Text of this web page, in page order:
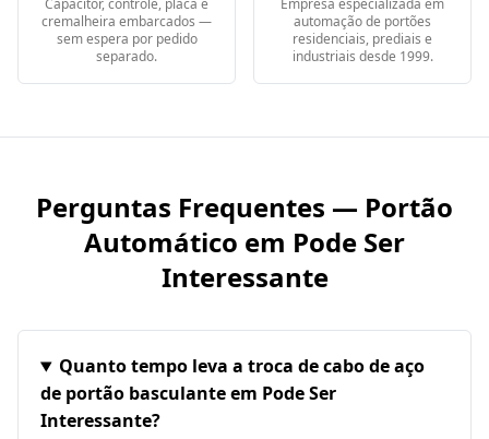
Capacitor, controle, placa e
cremalheira embarcados —
sem espera por pedido
separado.
Empresa especializada em
automação de portões
residenciais, prediais e
industriais desde 1999.
Perguntas Frequentes — Portão
Automático em Pode Ser
Interessante
Quanto tempo leva a troca de cabo de aço
de portão basculante em Pode Ser
Interessante?